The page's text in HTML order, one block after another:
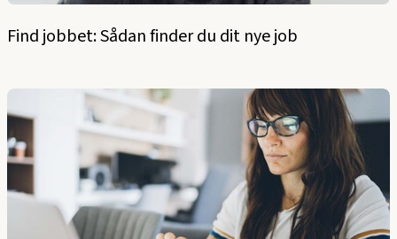
Find jobbet: Sådan finder du dit nye job